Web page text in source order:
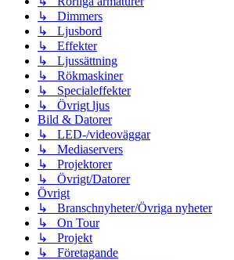
↳ Dimmers
↳ Ljusbord
↳ Effekter
↳ Ljussättning
↳ Rökmaskiner
↳ Specialeffekter
↳ Övrigt ljus
Bild & Datorer
↳ LED-/videoväggar
↳ Mediaservers
↳ Projektorer
↳ Övrigt/Datorer
Övrigt
↳ Branschnyheter/Övriga nyheter
↳ On Tour
↳ Projekt
↳ Företagande